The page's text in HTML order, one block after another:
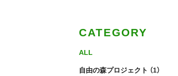
CATEGORY
ALL
自由の森プロジェクト （1）